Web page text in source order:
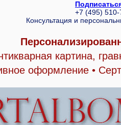
+7 (495)
Консультация и
картина,
оформление •